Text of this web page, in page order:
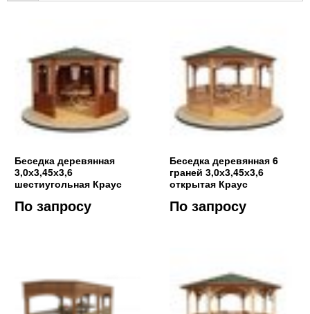
Беседка деревянная
3,0х3,45х3,6
шестиугольная Краус
По запросу
Беседка деревянная 6
граней 3,0х3,45х3,6
открытая Краус
По запросу